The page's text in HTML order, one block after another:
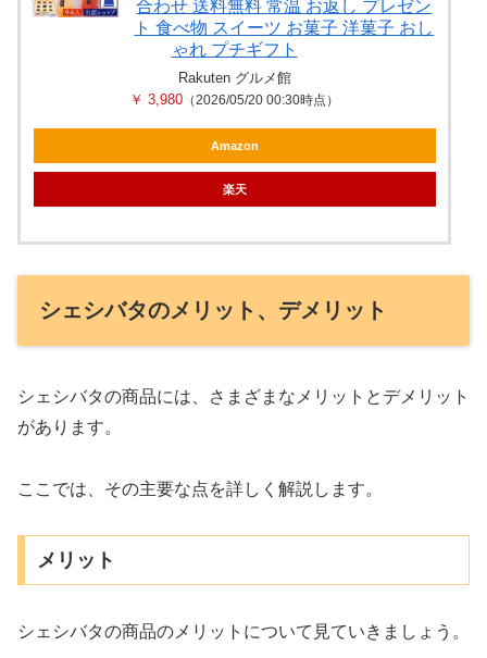
合わせ 送料無料 常温 お返し プレゼン
ト 食べ物 スイーツ お菓子 洋菓子 おし
ゃれ プチギフト
Rakuten グルメ館
￥ 3,980 （2026/05/20 00:30時点）
Amazon
楽天
シェシバタのメリット、デメリット
シェシバタの商品には、さまざまなメリットとデメリット
があります。
ここでは、その主要な点を詳しく解説します。
メリット
シェシバタの商品のメリットについて見ていきましょう。